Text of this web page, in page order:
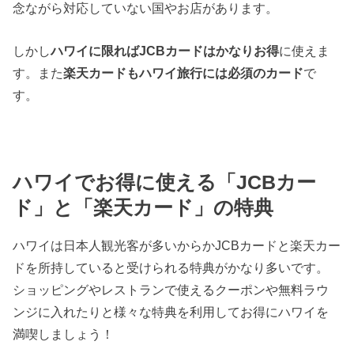
念ながら対応していない国やお店があります。
しかしハワイに限ればJCBカードはかなりお得に使えま
す。また楽天カードもハワイ旅行には必須のカードで
す。
ハワイでお得に使える「JCBカー
ド」と「楽天カード」の特典
ハワイは日本人観光客が多いからかJCBカードと楽天カー
ドを所持していると受けられる特典がかなり多いです。
ショッピングやレストランで使えるクーポンや無料ラウ
ンジに入れたりと様々な特典を利用してお得にハワイを
満喫しましょう！